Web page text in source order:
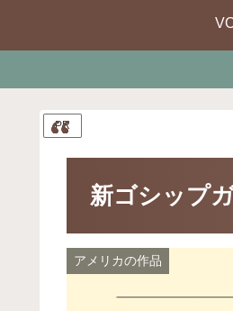
PR
新ゴシップ
アメリカの作品